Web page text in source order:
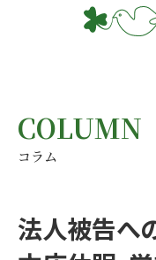
COLUMN
コラム
法人被告へ